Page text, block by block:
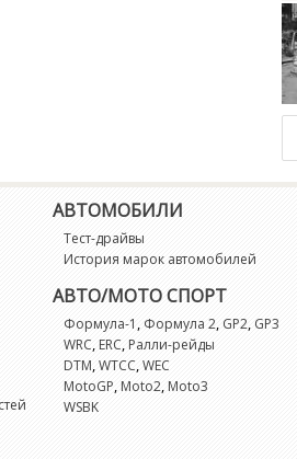
АВТОМОБИЛИ
Тест-драйвы
История марок автомобилей
АВТО/МОТО СПОРТ
Формула-1 , Формула 2, GP2, GP3
WRC,ERC,Ралли-рейды
DTM,WTCC,WEC
MotoGP,Moto2,Moto3
WSBK